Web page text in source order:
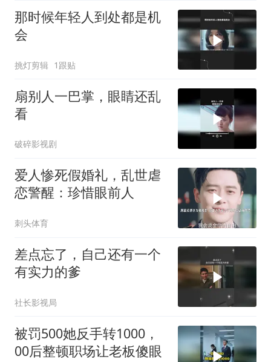
那时候年轻人到处都是机
会
挑灯剪辑 1跟贴
扇别人一巴掌，眼睛还乱
看
破碎影视剧
爱人惨死假婚礼，乱世虐
恋警醒：珍惜眼前人
刺头体育
差点忘了，自己还有一个
有实力的爹
社长影视局
被罚500她反手转1000，
00后整顿职场让老板傻眼